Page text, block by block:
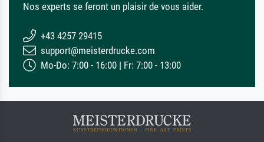
Nos experts se feront un plaisir de vous aider.
+43 4257 29415
support@meisterdrucke.com
Mo-Do: 7:00 - 16:00 | Fr: 7:00 - 13:00